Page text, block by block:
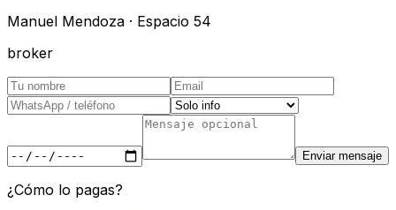
Manuel Mendoza · Espacio 54
broker
Enviar mensaje
¿Cómo lo pagas?